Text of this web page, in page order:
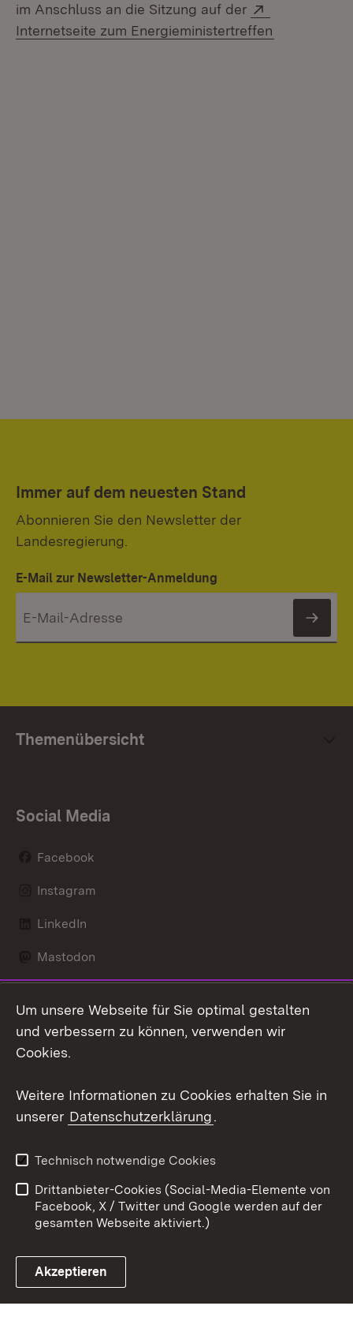
im Anschluss an die Sitzung auf der
Internetseite zum Energieministertreffen
Immer auf dem neuesten Stand
Abonnieren Sie den Newsletter der
Landesregierung.
E-Mail zur Newsletter-Anmeldung
Themenübersicht
Social Media
Facebook
Instagram
LinkedIn
Mastodon
X / Twitter
Youtube
Link zum Landesportal
Kontakt
Datenschutz
Barrierefreiheit
Impressum Cookies
Um unsere Webseite für Sie optimal gestalten
und verbessern zu können, verwenden wir
Cookies.
Weitere Informationen zu Cookies erhalten Sie in
unserer Datenschutzerklärung.
Technisch notwendige Cookies
Drittanbieter-Cookies (Social-Media-Elemente von
Facebook, X / Twitter und Google werden auf der
gesamten Webseite aktiviert.)
Akzeptieren